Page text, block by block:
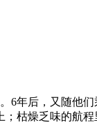
年后，又随他们
枯燥乏味的航